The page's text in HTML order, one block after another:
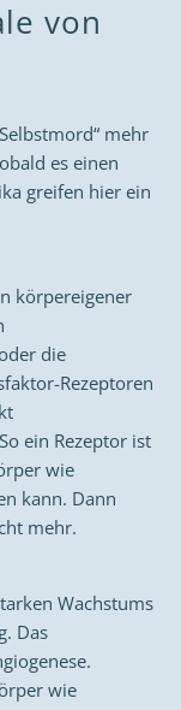
von
mehr
es einen
greifen hier ein
körpereigener
die
Rezeptoren
ein Rezeptor ist
wie
kann. Dann
mehr.
Wachstums
Das
wie